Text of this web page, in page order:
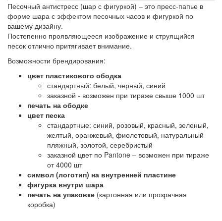
Песочный антистресс (шар с фигуркой) – это пресс-папье в
форме шара с эффектом песочных часов и фигуркой по
вашему дизайну.
Постепенно проявляющееся изображение и струящийся
песок отлично притягивает внимание.
Возможности брендирования:
цвет пластикового ободка
стандартный: белый, черный, синий
заказной - возможен при тираже свыше 1000 шт
печать на ободке
цвет песка
стандартные: синий, розовый, красный, зеленый,
желтый, оранжевый, фиолетовый, натуральный
пляжный, золотой, серебристый
заказной цвет по Pantone – возможен при тираже
от 4000 шт
символ (логотип) на внутренней пластине
фигурка внутри шара
печать на упаковке (картонная или прозрачная
коробка)